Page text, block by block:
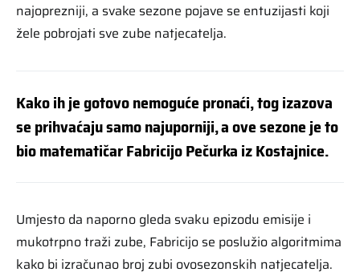
najoprezniji, a svake sezone pojave se entuzijasti koji
žele pobrojati sve zube natjecatelja.
Kako ih je gotovo nemoguće pronaći, tog izazova
se prihvaćaju samo najuporniji, a ove sezone je to
bio matematičar Fabricijo Pečurka iz Kostajnice.
Umjesto da naporno gleda svaku epizodu emisije i
mukotrpno traži zube, Fabricijo se poslužio algoritmima
kako bi izračunao broj zubi ovosezonskih natjecatelja.